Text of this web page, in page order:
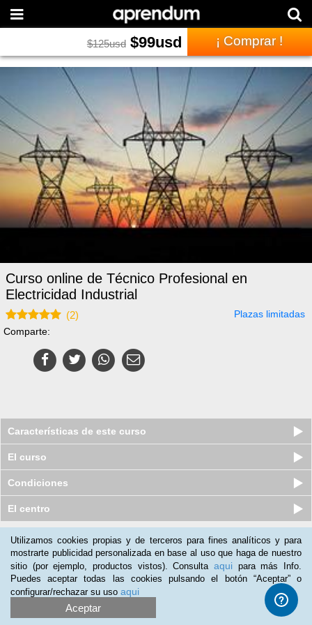
$125usd $99usd ¡ Comprar !
Curso online de Técnico Profesional en
Electricidad Industrial
(2)
Plazas limitadas
Comparte:
Características de este curso
El curso
Condiciones
El centro
Nuestros clientes opinan:
Miguel Santiago(18-05-2018)
Temas bien explicados
Celso Hernandez(05-10-2016)
Utilizamos cookies propias y de terceros para fines analíticos y para
mostrarte publicidad personalizada en base al uso que haga de nuestro
sitio (por ejemplo, productos vistos). Consulta aqui para más Info.
Puedes aceptar todas las cookies pulsando el botón “Aceptar” o
configurar/rechazar su uso aqui
Aceptar